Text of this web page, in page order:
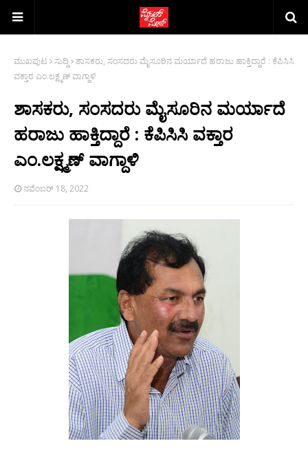
ಮುಖಪುಟ ಸುದ್ದಿ
ಶಾಸಕರು, ಸಂಸದರು ಮೈಸೂರಿನ ಮರ್ಯಾದೆ ಹರಾಜು ಹಾಕ್ತಿದ್ದಾರೆ : ಕೆಪಿಸಿಸಿ
ವಕ್ತಾರ ಎಂ.ಲಕ್ಷ್ಮಣ್ ವಾಗ್ದಾಳಿ
ಶಾಸಕರು, ಸಂಸದರು ಮೈಸೂರಿನ ಮರ್ಯಾದೆ
ಹರಾಜು ಹಾಕ್ತಿದ್ದಾರೆ : ಕೆಪಿಸಿಸಿ ವಕ್ತಾರ
ಎಂ.ಲಕ್ಷ್ಮಣ್ ವಾಗ್ದಾಳಿ
ನವೆಂಬರ್ 18, 2022